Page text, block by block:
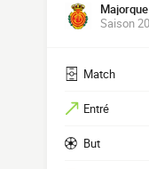
Majorque
Saison
Match
Entré
But